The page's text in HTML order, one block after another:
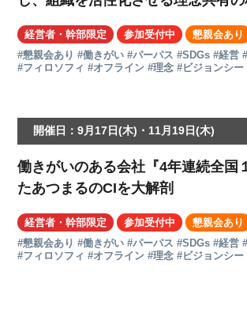
経営者・幹部限定 参加受付中 懇親会あり
#懇親会あり #働きがい #パーパス #SDGs #経営
#フィロソフィ #オフライン #理念 #ビジョンシー
開催日：9月17日(木)・11月19日(木)
働きがいのある会社『4年連続全国
たあつまるのCIを大解剖
経営者・幹部限定 参加受付中 懇親会あり
#懇親会あり #働きがい #パーパス #SDGs #経営
#フィロソフィ #オフライン #理念 #ビジョンシー